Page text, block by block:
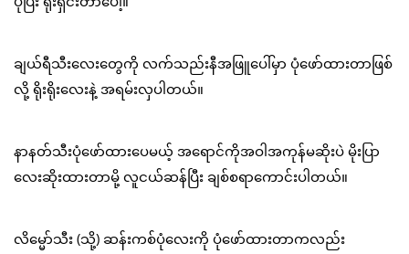
ချယ်ရီသီးလေးတွေကို လက်သည်းနီအဖြူပေါ်မှာ ပုံဖော်ထားတာဖြစ်
လို့ ရိုးရိုးလေးနဲ့ အရမ်းလှပါတယ်။
နာနတ်သီးပုံဖော်ထားပေမယ့် အရောင်ကိုအဝါအကုန်မဆိုးပဲ မိုးပြာ
လေးဆိုးထားတာမို့ လူငယ်ဆန်ပြီး ချစ်စရာကောင်းပါတယ်။
လိမ္မော်သီး (သို့) ဆန်းကစ်ပုံလေးကို ပုံဖော်ထားတာကလည်း